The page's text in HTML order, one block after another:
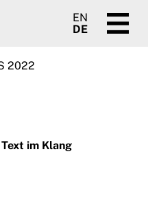
EN
DE
2022
Text im Klang